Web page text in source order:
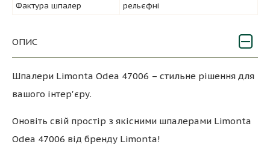
Фактура шпалер
рельєфні
ОПИС
Шпалери Limonta Odea 47006 – стильне рішення для
вашого інтер'єру.
Оновіть свій простір з якісними шпалерами Limonta
Odea 47006 від бренду Limonta!